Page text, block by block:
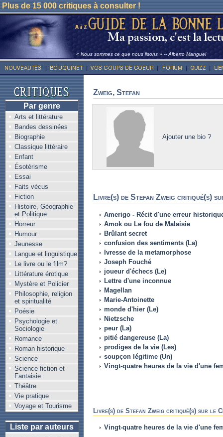
Plus de 15 000 critiques à consulter !
« Nous sommes ce que nous lisons » -- Alberto Manguel
Par genre
Arts et littérature
Bandes dessinées
Biographie
Classique littéraire
Enfant
Ésotérisme
Essai
Faits vécus
Fiction
Histoire, Géographie
et Politique
Horreur
Humour
Jeunesse
Langue et linguistique
Le livre ou le film?
Littérature érotique
Mystère et Policier
Philosophie, religion
et spiritualité
Poésie
Psychologie et
Sociologie
Romance
Roman historique
Science
Science fiction et
Fantaisie
Théâtre
Vie pratique
Voyage et Tourisme
Liste par auteurs
Zweig, Stefan
Ajouter une bio ?
Livre(s) de Stefan Zweig critiqué(s)
Amerigo - Récit d'une erreur
Amok ou Le fou de Malaisie
Brûlant secret
confusion des sentiments (La)
Ivresse de la metamorphose
Joseph Fouché
joueur d'échecs (Le)
Lettre d'une inconnue
Magellan
Marie-Antoinette
monde d'hier (Le)
Nietzsche
peur (La)
pitié dangereuse (La)
prodiges de la vie (Les)
soupçon légitime (Un)
Vingt-quatre heures de la vie d'une
Livre(s) de Stefan Zweig critiqué(s) sur le
Vingt-quatre heures de la vie d'une